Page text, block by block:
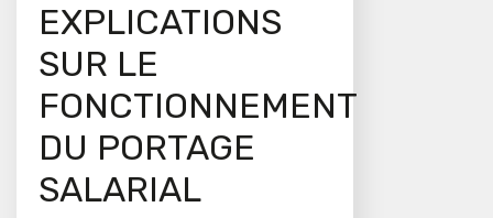
EXPLICATIONS
SUR LE
FONCTIONNEMENT
DU PORTAGE
SALARIAL